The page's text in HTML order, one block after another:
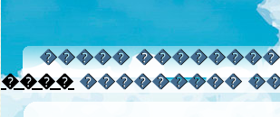
�����
���� ���������